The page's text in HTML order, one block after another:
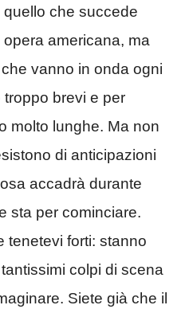
quello che succede
opera americana, ma
vanno in onda ogni
brevi e per
molto lunghe. Ma non
di anticipazioni
accadrà durante
sta per cominciare.
tenetevi forti: stanno
colpi di scena
Siete già che il